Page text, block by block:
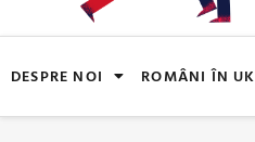
DESPRE NOI ROMÂNI ÎN UK